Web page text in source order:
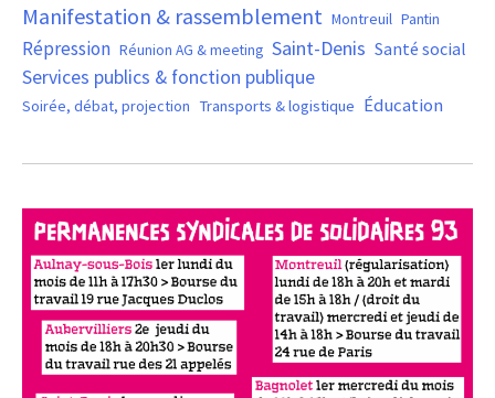
Manifestation & rassemblement Montreuil Pantin
Répression Réunion AG & meeting Saint-Denis Santé social
Services publics & fonction publique
Soirée, débat, projection Transports & logistique Éducation